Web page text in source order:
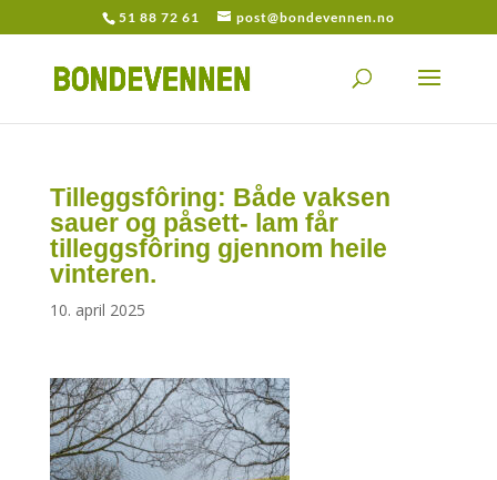
51 88 72 61 post@bondevennen.no
Tilleggsfôring: Både vaksen
sauer og påsett­- lam får
tilleggsfôring gjennom heile
vinteren.
10. april 2025